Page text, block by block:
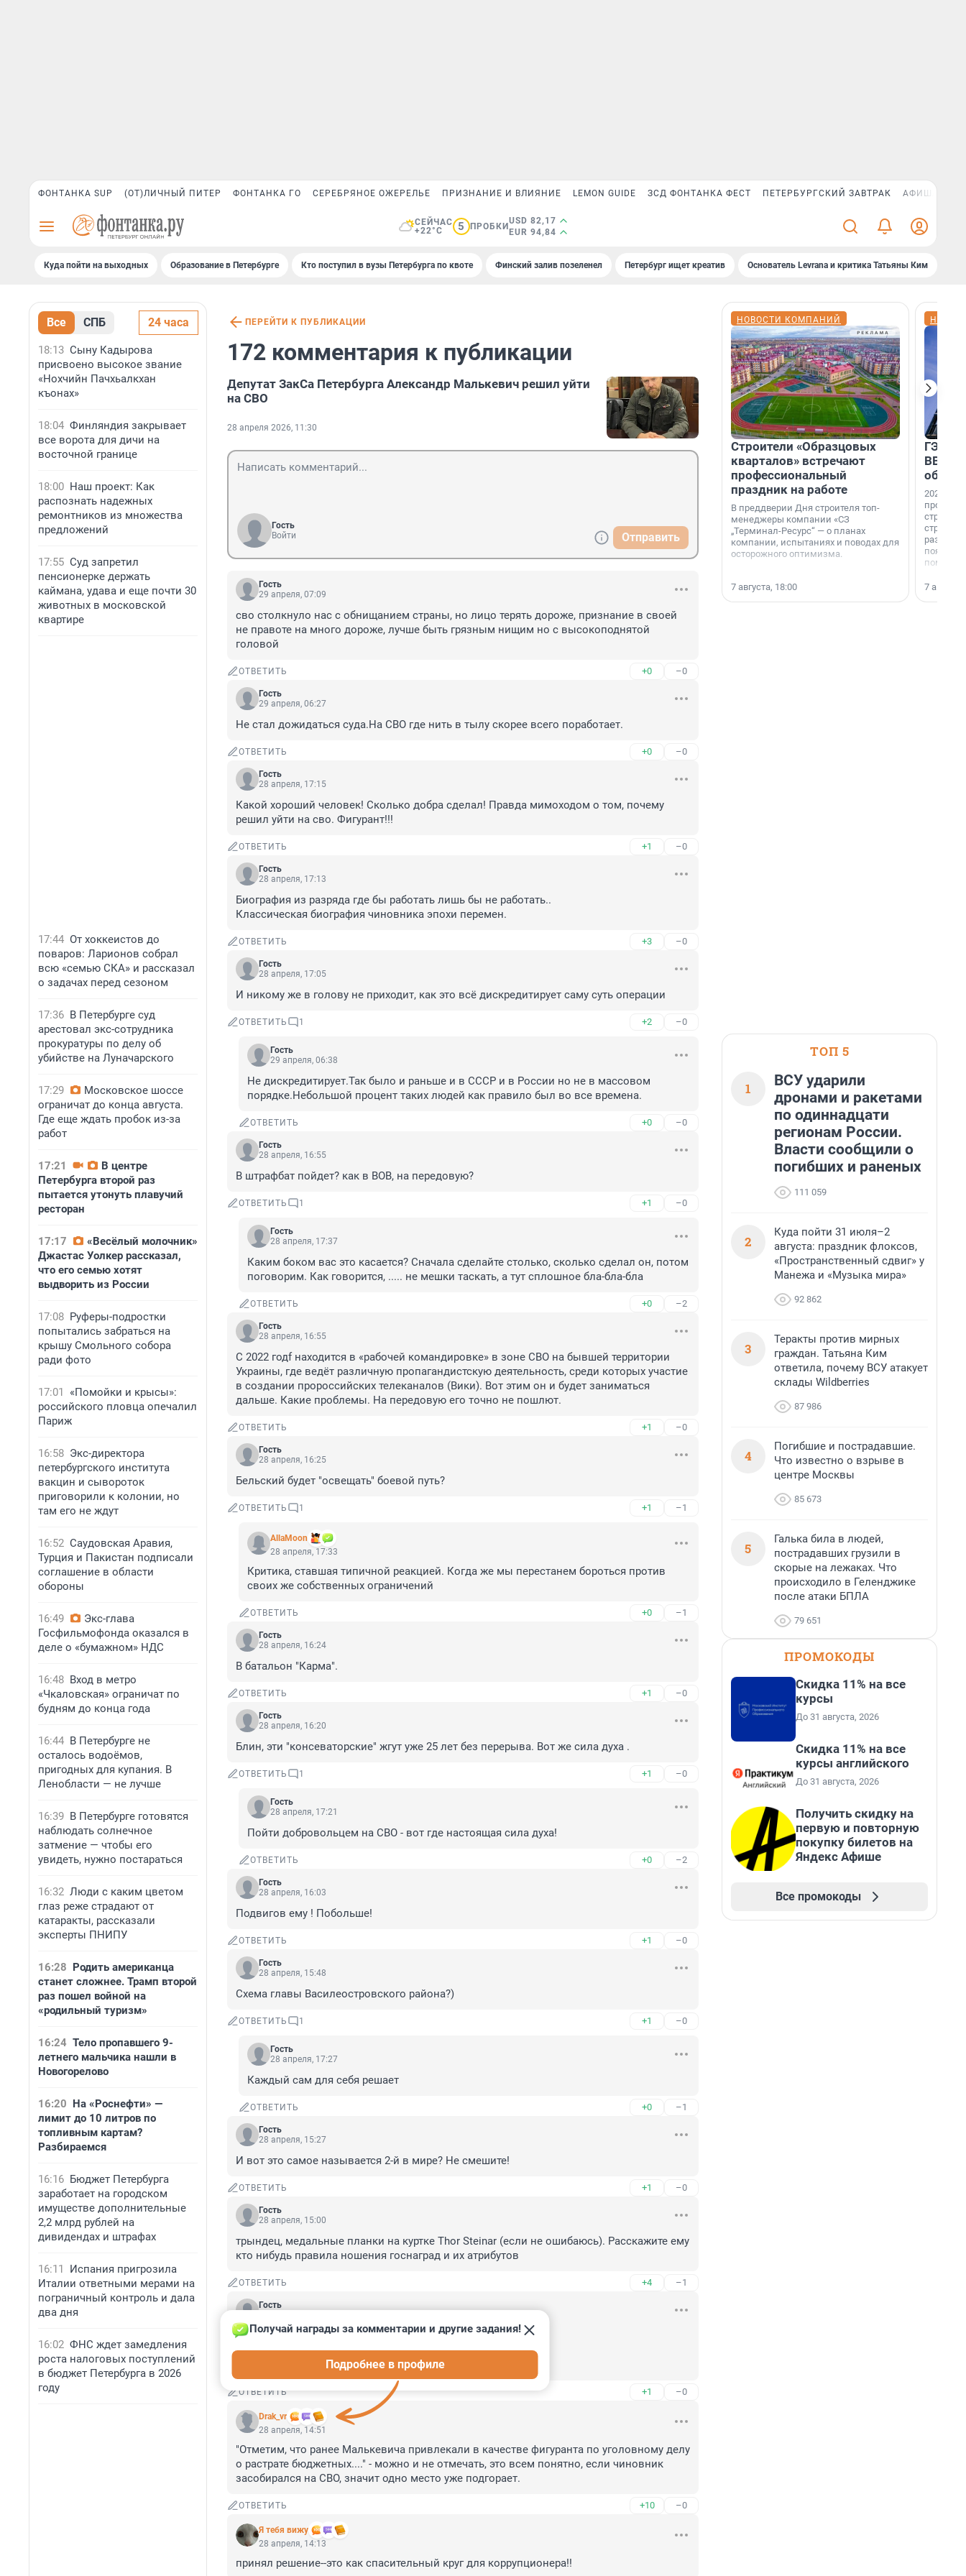
ФОНТАНКА SUP (ОТ)ЛИЧНЫЙ ПИТЕР ФОНТАНКА ГО СЕРЕБРЯНОЕ ОЖЕРЕЛЬЕ ПРИЗНАНИЕ И ВЛИЯНИЕ LEMON GUIDE ЗСД ФОНТАНКА ФЕСТ ПЕТЕРБУРГСКИЙ ЗАВТРАК АФИША PLUS
СЕЙЧАС
+22°C
5 ПРОБКИ
USD 82,17
EUR 94,84
Куда пойти на выходных Образование в Петербурге Кто поступил в вузы Петербурга по квоте Финский залив позеленел Петербург ищет креатив Основатель Levrana и критика Татьяны Ким
Все СПБ 24 часа
18:13 Сыну Кадырова
присвоено высокое звание
«Нохчийн Пачхьалкхан
къонах»
18:04 Финляндия закрывает
все ворота для дичи на
восточной границе
18:00 Наш проект: Как
распознать надежных
ремонтников из множества
предложений
17:55 Суд запретил
пенсионерке держать
каймана, удава и еще почти 30
животных в московской
квартире
17:44 От хоккеистов до
поваров: Ларионов собрал
всю «семью СКА» и рассказал
о задачах перед сезоном
17:36 В Петербурге суд
арестовал экс-сотрудника
прокуратуры по делу об
убийстве на Луначарского
17:29
Московское шоссе
ограничат до конца августа.
Где еще ждать пробок из-за
работ
17:21
В центре
Петербурга второй раз
пытается утонуть плавучий
ресторан
17:17
«Весёлый молочник»
Джастас Уолкер рассказал,
что его семью хотят
выдворить из России
17:08 Руферы-подростки
попытались забраться на
крышу Смольного собора
ради фото
17:01
«Помойки и крысы»:
российского пловца опечалил
Париж
16:58 Экс-директора
петербургского института
вакцин и сывороток
приговорили к колонии, но
там его не ждут
16:52 Саудовская Аравия,
Турция и Пакистан подписали
соглашение в области
обороны
16:49
Экс-глава
Госфильмофонда оказался в
деле о «бумажном» НДС
16:48 Вход в метро
«Чкаловская» ограничат по
будням до конца года
16:44 В Петербурге не
осталось водоёмов,
пригодных для купания. В
Ленобласти — не лучше
16:39 В Петербурге готовятся
наблюдать солнечное
затмение — чтобы его
увидеть, нужно постараться
16:32 Люди с каким цветом
глаз реже страдают от
катаракты, рассказали
эксперты ПНИПУ
16:28 Родить американца
станет сложнее. Трамп второй
раз пошел войной на
«родильный туризм»
16:24 Тело пропавшего 9-
летнего мальчика нашли в
Новогорелово
16:20 На «Роснефти» —
лимит до 10 литров по
топливным картам?
Разбираемся
16:16 Бюджет Петербурга
заработает на городском
имуществе дополнительные
2,2 млрд рублей на
дивидендах и штрафах
16:11
Испания пригрозила
Италии ответными мерами на
пограничный контроль и дала
два дня
16:02 ФНС ждет замедления
роста налоговых поступлений
в бюджет Петербурга в 2026
году
ПЕРЕЙТИ К ПУБЛИКАЦИИ
172 комментария к публикации
Депутат ЗакСа Петербурга Александр Малькевич решил уйти
на СВО
28 апреля 2026, 11:30
Гость
Войти
Отправить
Гость
29 апреля, 07:09
сво столкнуло нас с обнищанием страны, но лицо терять дороже, признание в своей
не правоте на много дороже, лучше быть грязным нищим но с высокоподнятой
головой
ОТВЕТИТЬ +0 –0
Гость
29 апреля, 06:27
Не стал дожидаться суда.На СВО где нить в тылу скорее всего поработает.
ОТВЕТИТЬ +0 –0
Гость
28 апреля, 17:15
Какой хороший человек! Сколько добра сделал! Правда мимоходом о том, почему
решил уйти на сво. Фигурант!!!
ОТВЕТИТЬ +1 –0
Гость
28 апреля, 17:13
Биография из разряда где бы работать лишь бы не работать..
Классическая биография чиновника эпохи перемен.
ОТВЕТИТЬ +3 –0
Гость
28 апреля, 17:05
И никому же в голову не приходит, как это всё дискредитирует саму суть операции
ОТВЕТИТЬ 1 +2 –0
Гость
29 апреля, 06:38
Не дискредитирует.Так было и раньше и в СССР и в России но не в массовом
порядке.Небольшой процент таких людей как правило был во все времена.
ОТВЕТИТЬ +0 –0
Гость
28 апреля, 16:55
В штрафбат пойдет? как в ВОВ, на передовую?
ОТВЕТИТЬ 1 +1 –0
Гость
28 апреля, 17:37
Каким боком вас это касается? Сначала сделайте столько, сколько сделал он, потом
поговорим. Как говорится, ..... не мешки таскать, а тут сплошное бла-бла-бла
ОТВЕТИТЬ +0 –2
Гость
28 апреля, 16:55
C 2022 годf находится в «рабочей командировке» в зоне СВО на бывшей территории
Украины, где ведёт различную пропагандистскую деятельность, среди которых участие
в создании пророссийских телеканалов (Вики). Вот этим он и будет заниматься
дальше. Какие проблемы. На передовую его точно не пошлют.
ОТВЕТИТЬ +1 –0
Гость
28 апреля, 16:25
Бельский будет "освещать" боевой путь?
ОТВЕТИТЬ 1 +1 –1
AllaMoon
28 апреля, 17:33
Критика, ставшая типичной реакцией. Когда же мы перестанем бороться против
своих же собственных ограничений
ОТВЕТИТЬ +0 –1
Гость
28 апреля, 16:24
В батальон "Карма".
ОТВЕТИТЬ +1 –0
Гость
28 апреля, 16:20
Блин, эти "консеваторские" жгут уже 25 лет без перерыва. Вот же сила духа .
ОТВЕТИТЬ 1 +1 –0
Гость
28 апреля, 17:21
Пойти добровольцем на СВО - вот где настоящая сила духа!
ОТВЕТИТЬ +0 –2
Гость
28 апреля, 16:03
Подвигов ему ! Побольше!
ОТВЕТИТЬ +1 –0
Гость
28 апреля, 15:48
Схема главы Василеостровского района?)
ОТВЕТИТЬ 1 +1 –0
Гость
28 апреля, 17:27
Каждый сам для себя решает
ОТВЕТИТЬ +0 –1
Гость
28 апреля, 15:27
И вот это самое называется 2-й в мире? Не смешите!
ОТВЕТИТЬ +1 –0
Гость
28 апреля, 15:00
трындец, медальные планки на куртке Thor Steinar (если не ошибаюсь). Расскажите ему
кто нибудь правила ношения госнаград и их атрибутов
ОТВЕТИТЬ +4 –1
Гость
Это май, баловник
Это май, чародей
Веет свежим своим опахалом
ОТВЕТИТЬ +1 –0
Drak_vr
Получай награды за комментарии и другие задания!
Подробнее в профиле
28 апреля, 14:51
"Отметим, что ранее Малькевича привлекали в качестве фигуранта по уголовному делу
о растрате бюджетных...." - можно и не отмечать, это всем понятно, если чиновник
засобирался на СВО, значит одно место уже подгорает.
ОТВЕТИТЬ +10 –0
Я тебя вижу
28 апреля, 14:13
принял решение--это как спасительный круг для коррупционера!!
НОВОСТИ КОМПАНИЙ
Строители «Образцовых
кварталов» встречают
профессиональный
праздник на работе
В преддверии Дня строителя топ-
менеджеры компании «СЗ
„Терминал-Ресурс“ — о планах
компании, испытаниях и поводах для
осторожного оптимизма.
7 августа, 18:00
ГЭС,
ВВП: в
об
2026-й —
раз. В
7
ТОП 5
1
ВСУ ударили
дронами и ракетами
по одиннадцати
регионам России.
Власти сообщили о
погибших и раненых
111 059
2
Куда пойти 31 июля–2
августа: праздник флоксов,
«Пространственный сдвиг» у
Манежа и «Музыка мира»
92 862
3
Теракты против мирных
граждан. Татьяна Ким
ответила, почему ВСУ атакует
склады Wildberries
87 986
4
Погибшие и пострадавшие.
Что известно о взрыве в
центре Москвы
85 673
5
Галька била в людей,
пострадавших грузили в
скорые на лежаках. Что
происходило в Геленджике
после атаки БПЛА
79 651
ПРОМОКОДЫ
Скидка 11% на все
курсы
До 31 августа, 2026
Скидка 11% на все
курсы английского
До 31 августа, 2026
Получить скидку на
первую и повторную
покупку билетов на
Яндекс Афише
Все промокоды